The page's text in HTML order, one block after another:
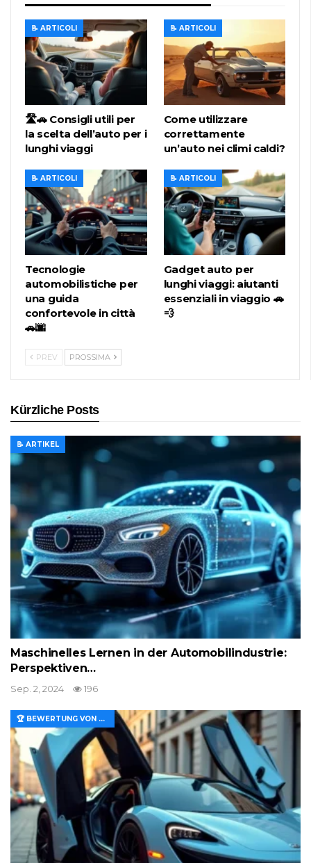
📝 ARTICOLI
🛣️🚗 Consigli utili per
la scelta dell’auto per i
lunghi viaggi
📝 ARTICOLI
Come utilizzare
correttamente
un’auto nei climi caldi?
📝 ARTICOLI
Tecnologie
automobilistiche per
una guida
confortevole in città
🚗🌆
📝 ARTICOLI
Gadget auto per
lunghi viaggi: aiutanti
essenziali in viaggio 🚗
💨
PREV PROSSIMA
Kürzliche Posts
📝 ARTIKEL
Maschinelles Lernen in der Automobilindustrie:
Perspektiven…
Sep. 2, 2024 196
🏆 BEWERTUNG VON MERKMALEN UND WERT